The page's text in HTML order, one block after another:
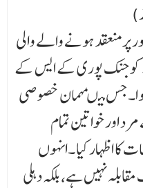
منعقد ہونے والے والی
کو جنک پوری کے ایس کے
جس میںمہمان خصوصی
اور خواتین تمام
کا اظہار کیا ۔انہوں
نہیں ہے، بلکہ دہلی